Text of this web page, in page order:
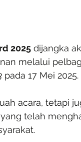
2025 dijangka
melalui
pada 17 Mei 2025.
acara, tetapi
yang telah